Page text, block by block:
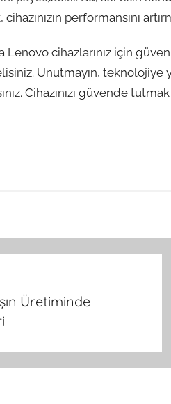
performansını
Lenovo cihazlarınız için
Unutmayın, teknolojiye
Cihazınızı güvende
Üretiminde